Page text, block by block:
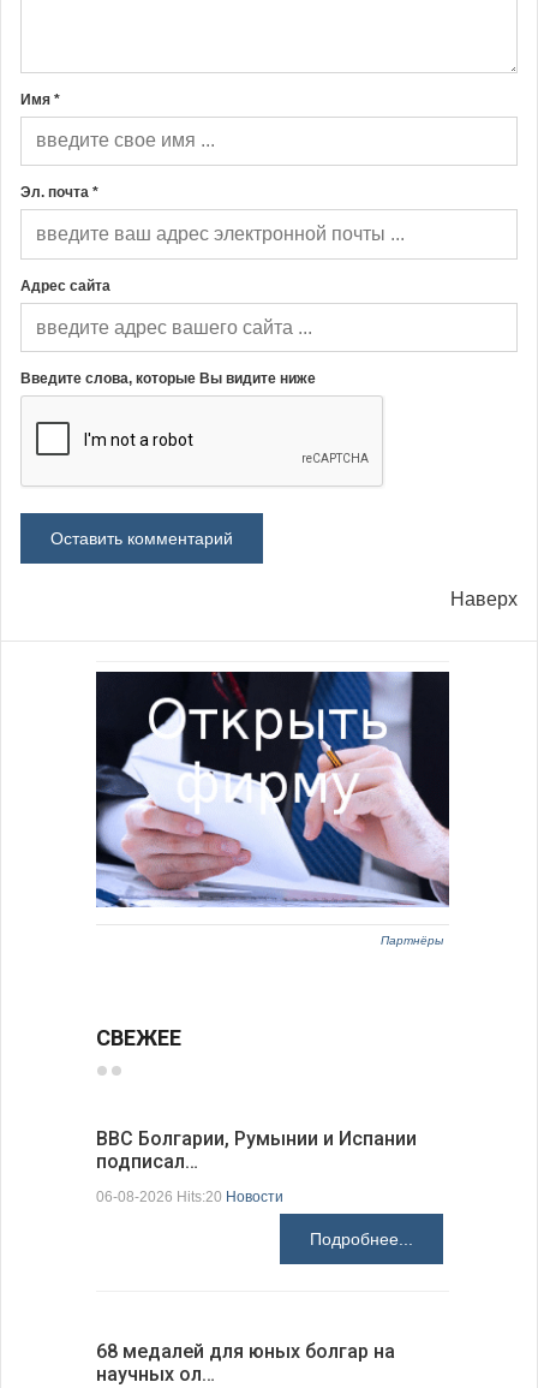
Имя *
Эл. почта *
Адрес сайта
Введите слова, которые Вы видите ниже
Наверх
Партнёры
СВЕЖЕЕ
ВВС Болгарии, Румынии и Испании
подписал…
06-08-2026 Hits:20 Новости
Подробнее...
68 медалей для юных болгар на
научных ол…